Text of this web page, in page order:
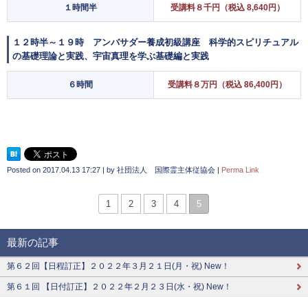
１時間半 受講料８千円（税込 8,640円）
１２時半～１９時 アンバサダー養成初級講座 科学的スピリチュアル
の基礎理論と実践、宇宙真理を学ぶ基礎編と実践
６時間 受講料８万円（税込 86,400円）
Posted on 2017.04.13 17:27 | by 社団法人 国際霊主体従協会 | Perma Link
1 2 3 4 5
最新の記事
第６２回【日程訂正】２０２２年３月２１日(月・祝) New！
第６１回 【日付訂正】２０２２年２月２３日(水・祝) New！